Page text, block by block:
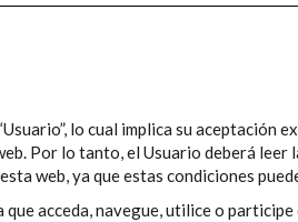
lo cual implica su aceptación
Por lo tanto, el Usuario deberá
web, ya que estas condiciones
que acceda, navegue, utilice o